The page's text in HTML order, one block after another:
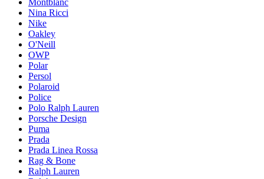
Montblanc
Nina Ricci
Nike
Oakley
O'Neill
OWP
Polar
Persol
Polaroid
Police
Polo Ralph Lauren
Porsche Design
Puma
Prada
Prada Linea Rossa
Rag & Bone
Ralph Lauren